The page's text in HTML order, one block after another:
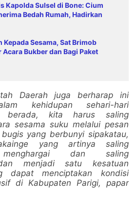
Kapolda Sulsel di Bone: Cium
Bedah Rumah, Hadirkan
Sesama, Sat Brimob
Acara Bukber dan Bagi Paket
Daerah juga berharap ini
kehidupan sehari-hari
berada, kita harus saling
sesama suku melalui pesan
yang berbunyi sipakatau,
yang artinya saling
menghargai dan saling
menjadi satu kesatuan
dapat menciptakan kondisi
di Kabupaten Parigi, papar